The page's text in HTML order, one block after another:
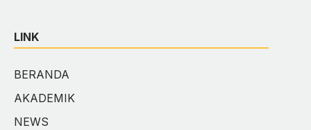
LINK
BERANDA
AKADEMIK
NEWS